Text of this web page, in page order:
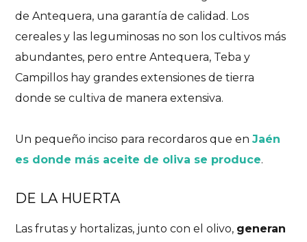
de Antequera, una garantía de calidad. Los
cereales y las leguminosas no son los cultivos más
abundantes, pero entre Antequera, Teba y
Campillos hay grandes extensiones de tierra
donde se cultiva de manera extensiva.
Un pequeño inciso para recordaros que enJaén
es donde más aceite de oliva se produce.
DE LA HUERTA
Las frutas y hortalizas, junto con el olivo, generan